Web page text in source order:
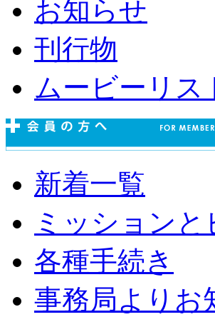
お知らせ
刊行物
ムービーリス
新着一覧
ミッションと
各種手続き
事務局よりお